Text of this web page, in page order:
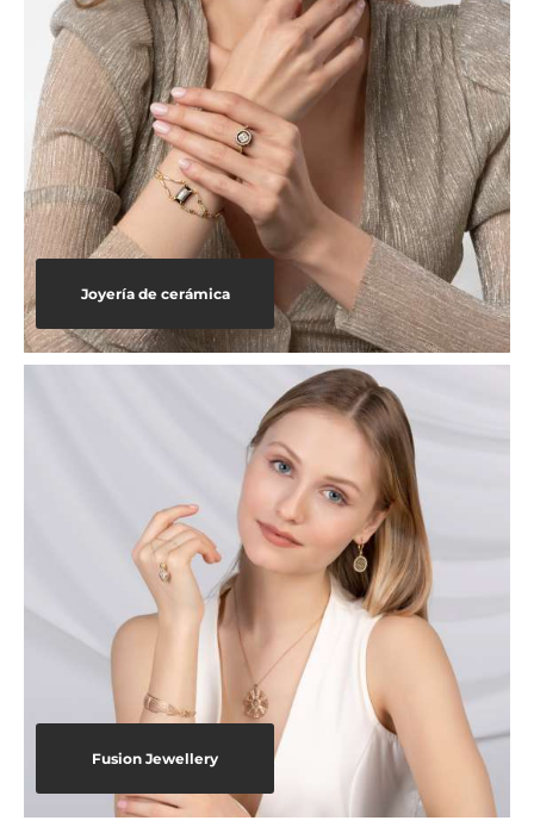
Joyería de cerámica
Fusion Jewellery